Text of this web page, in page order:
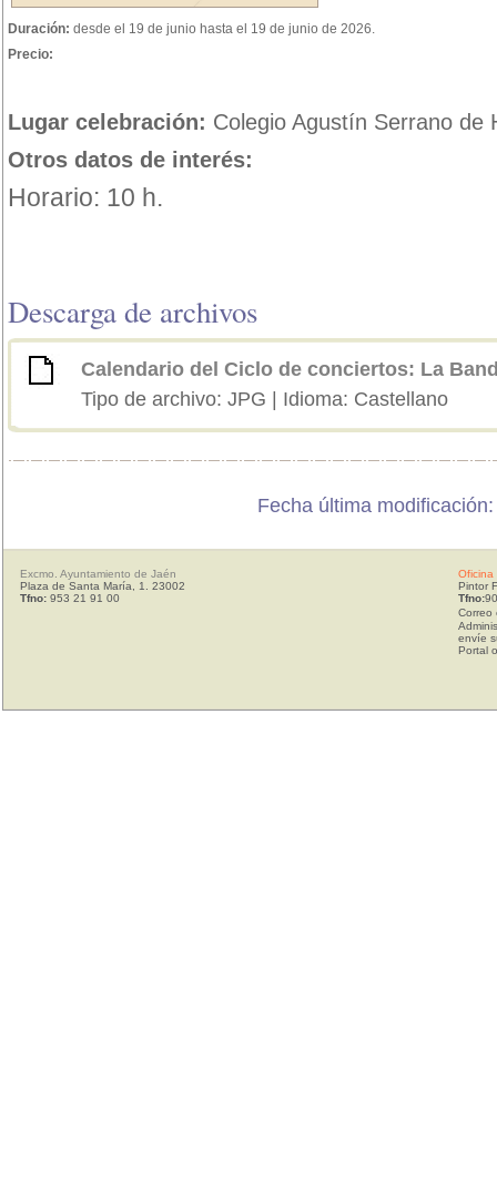
Duración: desde el 19 de junio hasta el 19 de junio de 2026.
Precio:
Lugar celebración: Colegio Agustín Serrano de
Otros datos de interés:
Horario: 10 h.
Descarga de archivos
Calendario del Ciclo de conciertos: La
Tipo de archivo: JPG | Idioma: Castellano
Fecha última
Excmo. Ayuntamiento de Jaén
Plaza de Santa María, 1. 23002
Tfno: 953 21 91 00
Oficina
Pintor
Tfno:
Correo
envíe
Portal